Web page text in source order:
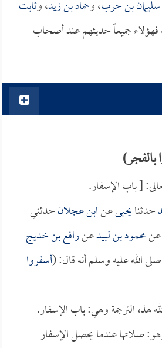
سليمان بن حرب، وحماد بن زيد، وثابت
فهؤلاء جميعاً حديثهم عند أصحاب
[ باب الإسفار.
حدثنايحيىعنابن عجلانحدثني
عنمحمود بن لبيدعنرافع بن خديج
الله عليه وسلم أنه قال: (أسفروا
هذه الترجمة وهي: باب الإسفار.
صلاتها عندما يحصل الإسفار